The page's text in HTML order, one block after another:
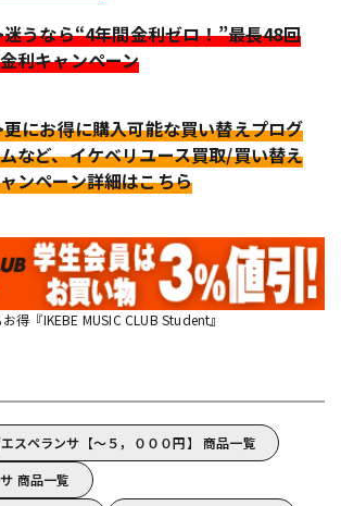
うなら“4年間金利ゼロ！”最長48回
利キャンペーン
にお得に購入可能な買い替えプログ
など、イケベリユース買取/買い替え
ンペーン詳細はこちら
得『IKEBE MUSIC CLUB Student』
スペランサ【～５，０００円】 商品一覧
商品一覧